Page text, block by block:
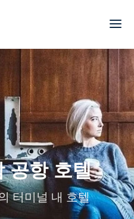
공항 호텔
터미널 내 호텔